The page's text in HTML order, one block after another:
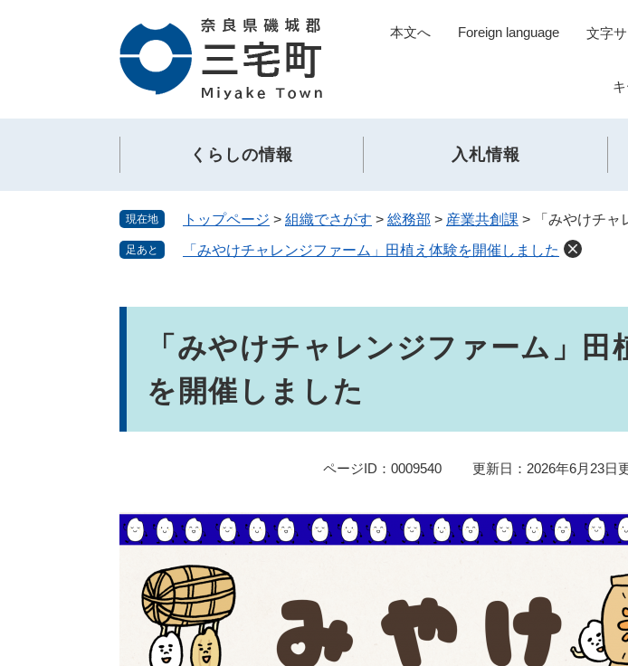
頭
飛
本文へ Foreign language 文字
くらしの情報 入札情報
現在地 トップページ > 組織でさがす > 総務部 > 産業共創課 > 「みやけチ
足あと 「みやけチャレンジファーム」田植え体験を開催しました
「みやけチャレンジファーム」田
を開催しました
ページID：0009540 更新日：2026年6月23日